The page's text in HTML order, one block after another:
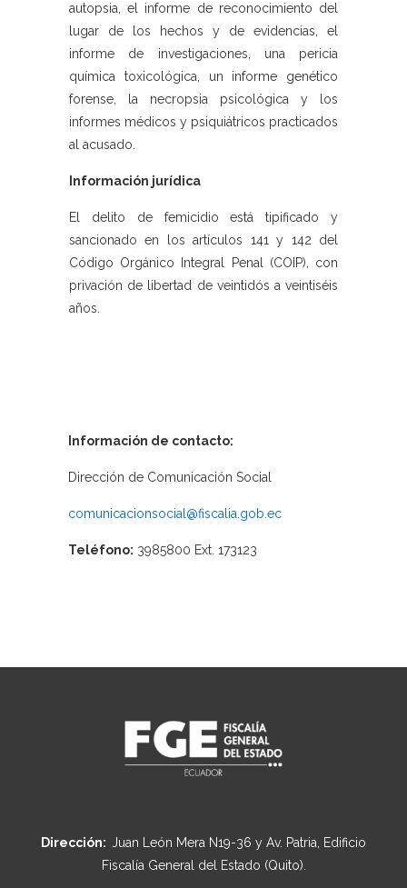
autopsia, el informe de reconocimiento del
lugar de los hechos y de evidencias, el
informe de investigaciones, una pericia
química toxicológica, un informe genético
forense, la necropsia psicológica y los
informes médicos y psiquiátricos practicados
al acusado.
Información jurídica
El delito de femicidio está tipificado y
sancionado en los artículos 141 y 142 del
Código Orgánico Integral Penal (COIP), con
privación de libertad de veintidós a veintiséis
años.
Información de contacto:
Dirección de Comunicación Social
comunicacionsocial@fiscalia.gob.ec
Teléfono: 3985800 Ext. 173123
Dirección: Juan León Mera N19-36 y Av. Patria, Edificio
Fiscalía General del Estado (Quito).